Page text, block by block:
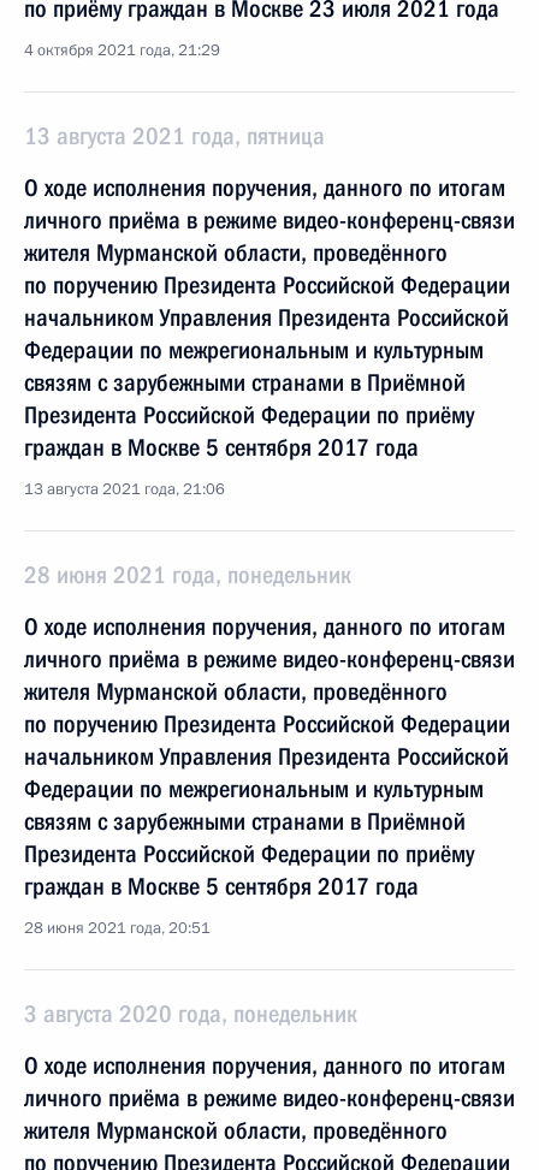
по приёму граждан в Москве 23 июля 2021 года
4 октября 2021 года, 21:29
13 августа 2021 года, пятница
О ходе исполнения поручения, данного по итогам
личного приёма в режиме видео-конференц-связи
жителя Мурманской области, проведённого
по поручению Президента Российской Федерации
начальником Управления Президента Российской
Федерации по межрегиональным и культурным
связям с зарубежными странами в Приёмной
Президента Российской Федерации по приёму
граждан в Москве 5 сентября 2017 года
13 августа 2021 года, 21:06
28 июня 2021 года, понедельник
О ходе исполнения поручения, данного по итогам
личного приёма в режиме видео-конференц-связи
жителя Мурманской области, проведённого
по поручению Президента Российской Федерации
начальником Управления Президента Российской
Федерации по межрегиональным и культурным
связям с зарубежными странами в Приёмной
Президента Российской Федерации по приёму
граждан в Москве 5 сентября 2017 года
28 июня 2021 года, 20:51
3 августа 2020 года, понедельник
О ходе исполнения поручения, данного по итогам
личного приёма в режиме видео-конференц-связи
жителя Мурманской области, проведённого
по поручению Президента Российской Федерации